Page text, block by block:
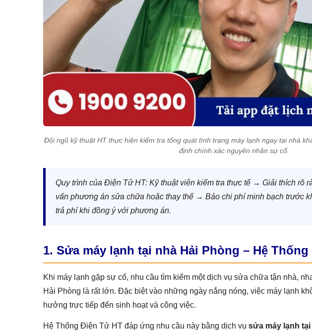
Đội ngũ kỹ thuật HT thực hiện kiểm tra tổng quát tình trạng máy lạnh ngay tại nhà
định chính xác nguyên nhân sự cố.
Quy trình của Điện Tử HT: Kỹ thuật viên kiểm tra thực tế → Giải thích rõ
vấn phương án sửa chữa hoặc thay thế → Báo chi phí minh bạch trước
trả phí khi đồng ý với phương án.
1. Sửa máy lạnh tại nhà Hải Phòng – Hệ
Khi máy lạnh gặp sự cố, nhu cầu tìm kiếm một dịch vụ sửa chữa tận nhà,
Hải Phòng là rất lớn. Đặc biệt vào những ngày nắng nóng, việc máy lạnh
hưởng trực tiếp đến sinh hoạt và công việc.
Hệ Thống Điện Tử HT đáp ứng nhu cầu này bằng dịch vụ sửa máy lạnh